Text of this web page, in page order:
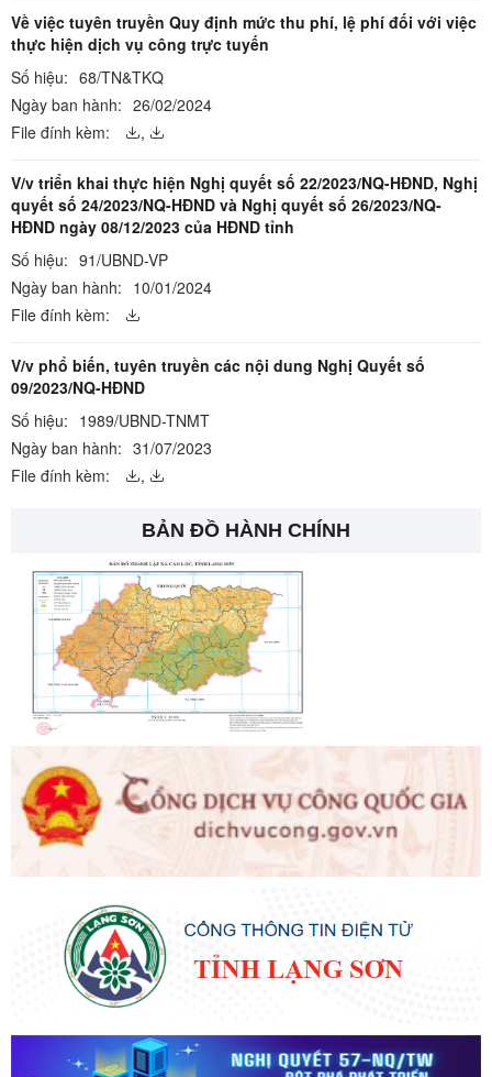
Về việc tuyên truyền Quy định mức thu phí, lệ phí đối với việc
thực hiện dịch vụ công trực tuyến
Số hiệu: 68/TN&TKQ
Ngày ban hành: 26/02/2024
File đính kèm:
,
V/v triển khai thực hiện Nghị quyết số 22/2023/NQ-HĐND, Nghị
quyết số 24/2023/NQ-HĐND và Nghị quyết số 26/2023/NQ-
HĐND ngày 08/12/2023 của HĐND tỉnh
Số hiệu: 91/UBND-VP
Ngày ban hành: 10/01/2024
File đính kèm:
V/v phổ biến, tuyên truyền các nội dung Nghị Quyết số
09/2023/NQ-HĐND
Số hiệu: 1989/UBND-TNMT
Ngày ban hành: 31/07/2023
File đính kèm:
,
BẢN ĐỒ HÀNH CHÍNH